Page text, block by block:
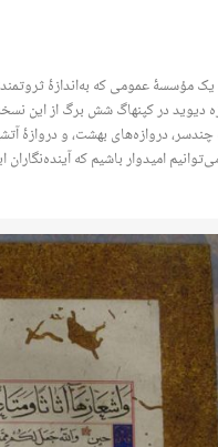
مؤسسۀ عمومی که به‌اندازۀ
است که در سال ۲۰۱۲ میلادی رخ داد، زمانی که موزه دیوید
دروازه‌های بهشت، و دروازۀ
امیدوار باشیم که